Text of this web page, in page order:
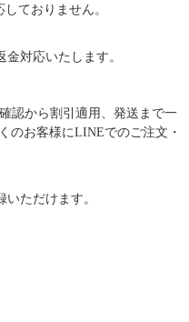
ておりません。
対応いたします。
認から割引適用、発送まで一
のお客様にLINEでのご注文・
ただけます。